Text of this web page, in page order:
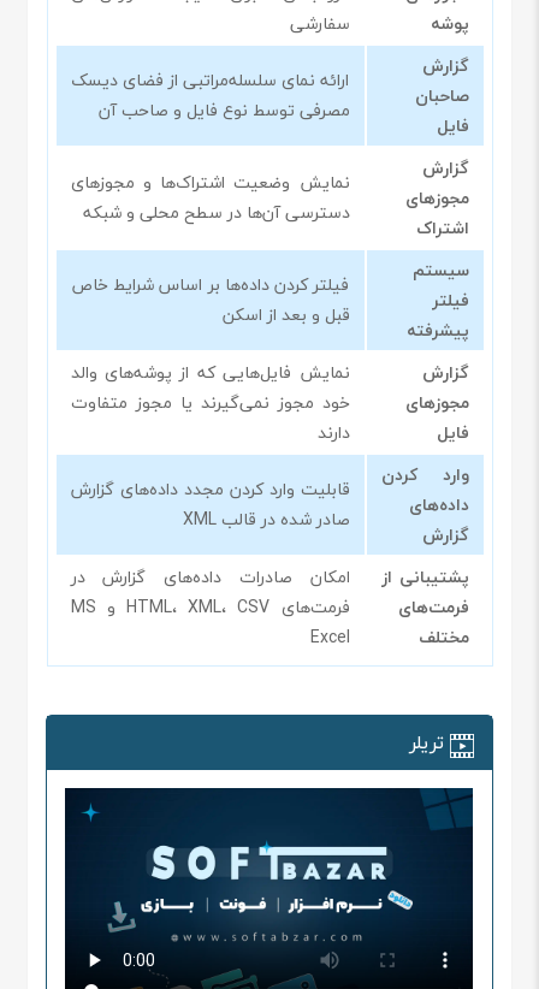
پوشه
سفارشی
گزارش
صاحبان
فایل
ارائه نمای سلسله‌مراتبی از فضای دیسک
مصرفی توسط نوع فایل و صاحب آن
گزارش
مجوزهای
اشتراک
نمایش وضعیت اشتراک‌ها و مجوزهای
دسترسی آن‌ها در سطح محلی و شبکه
سیستم
فیلتر
پیشرفته
فیلتر کردن داده‌ها بر اساس شرایط خاص
قبل و بعد از اسکن
گزارش
مجوزهای
فایل
نمایش فایل‌هایی که از پوشه‌های والد
خود مجوز نمی‌گیرند یا مجوز متفاوت
دارند
وارد کردن
داده‌های
گزارش
قابلیت وارد کردن مجدد داده‌های گزارش
صادر شده در قالب XML
پشتیبانی از
فرمت‌های
مختلف
امکان صادرات داده‌های گزارش در
فرمت‌های HTML، XML، CSV و MS
Excel
تریلر